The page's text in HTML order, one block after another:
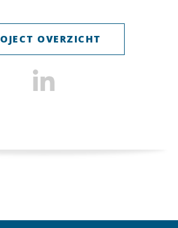
OVERZICHT